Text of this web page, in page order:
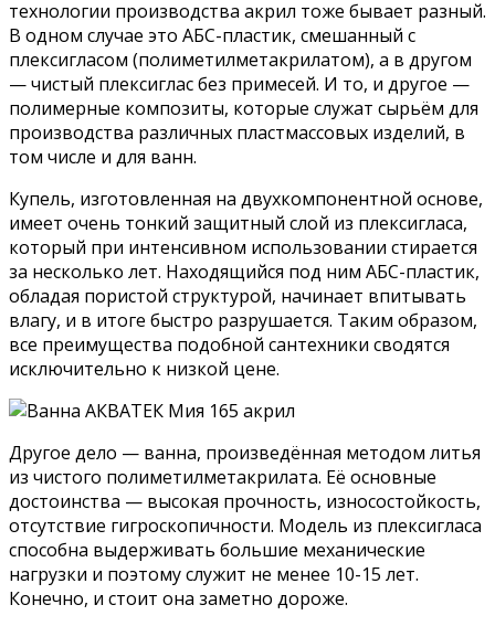
технологии производства акрил тоже бывает разный.
В одном случае это АБС-пластик, смешанный с
плексигласом (полиметилметакрилатом), а в другом
— чистый плексиглас без примесей. И то, и другое —
полимерные композиты, которые служат сырьём для
производства различных пластмассовых изделий, в
том числе и для ванн.
Купель, изготовленная на двухкомпонентной основе,
имеет очень тонкий защитный слой из плексигласа,
который при интенсивном использовании стирается
за несколько лет. Находящийся под ним АБС-пластик,
обладая пористой структурой, начинает впитывать
влагу, и в итоге быстро разрушается. Таким образом,
все преимущества подобной сантехники сводятся
исключительно к низкой цене.
Другое дело — ванна, произведённая методом литья
из чистого полиметилметакрилата. Её основные
достоинства — высокая прочность, износостойкость,
отсутствие гигроскопичности. Модель из плексигласа
способна выдерживать большие механические
нагрузки и поэтому служит не менее 10-15 лет.
Конечно, и стоит она заметно дороже.